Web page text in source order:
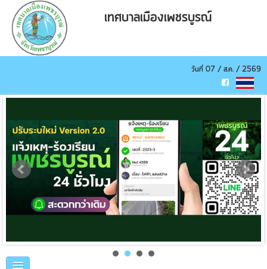
เทศบาลเมืองเพชรบูรณ์
วันที่ 07 / ส.ค. / 2569